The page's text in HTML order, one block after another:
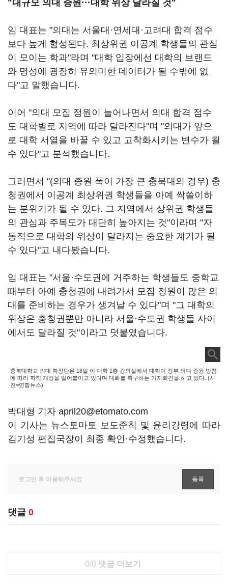
"대규모 의대 증원···대학 위상 달라질 것"
임 대표는 "의대는 서울대·연세대·고려대 합격 점수
보다 높게 형성된다. 최상위권 이공계 학생들의 관심
이 모이는 학과"라며 "대학 입장에선 대학의 브랜드
와 명성에 굉장히 유의미한 데이터가 될 수밖에 없
다"고 말했습니다.
이어 "의대 모집 정원이 늘어나면서 의대 합격 점수
도 대학별로 지역에 따라 달라진다"며 "의대가 앞으
로 대학 서열을 바꿀 수 있고 고착화시키는 변수가 될
수 있다"고 분석했습니다.
그러면서 "(의대 증원 폭이 가장 큰 충북대의 경우) 충
청권에서 이공계 최상위권 학생들을 아예 싹쓸이하
는 분위기가 될 수 있다. 그 지역에서 상위권 학생들
의 관심과 주목도가 대단히 높아지는 것"이라며 "자
동적으로 대학의 위상이 달라지는 중요한 계기가 될
수 있다"고 내다봤습니다.
임 대표는 "서울·수도권에 거주하는 학생들도 중학교
때부터 아예 충청권에 내려가서 모집 정원이 많은 의
대를 준비하는 경우가 생겨날 수 있다"며 "그 대학의
위상은 충청권뿐만 아니라 서울·수도권 학생들 사이
에서도 달라질 것"이라고 덧붙였습니다.
충북대학교 의대 학장단은 18일 이 대학 1층 강의실에서 대학이 정부 의대 증원 방침
에 따라 학칙 개정을 밀어붙이고 있다며 대화를 촉구하는 기자회견을 하고 있다. (사
진=연합뉴스)
박대형 기자 april20@etomato.com
이 기사는 뉴스토마토 보도준칙 및 윤리강령에 따라
김기성 편집국장이 최종 확인·수정했습니다.
댓글 0
0/0 댓글 더보기